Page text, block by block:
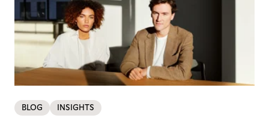
BLOG INSIGHTS